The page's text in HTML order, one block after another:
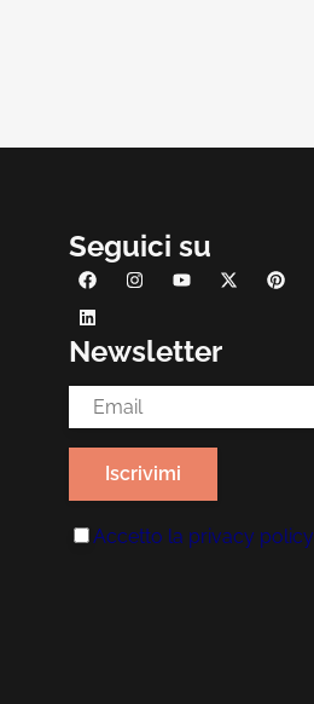
Seguici su
Newsletter
Email Address*
Accetto la privacy policy